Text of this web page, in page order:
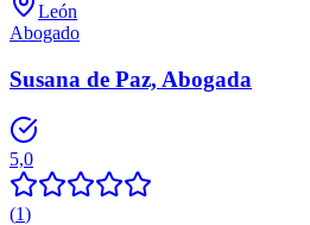
León
Abogado
Susana de Paz, Abogada
5,0
(1)